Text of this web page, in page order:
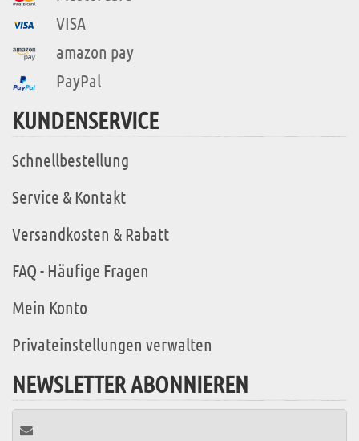
VISA
amazon pay
PayPal
KUNDENSERVICE
Schnellbestellung
Service & Kontakt
Versandkosten & Rabatt
FAQ - Häufige Fragen
Mein Konto
Privateinstellungen verwalten
NEWSLETTER ABONNIEREN